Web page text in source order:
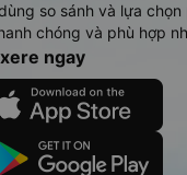
so sánh và lựa
chóng và phù hợp
ngay